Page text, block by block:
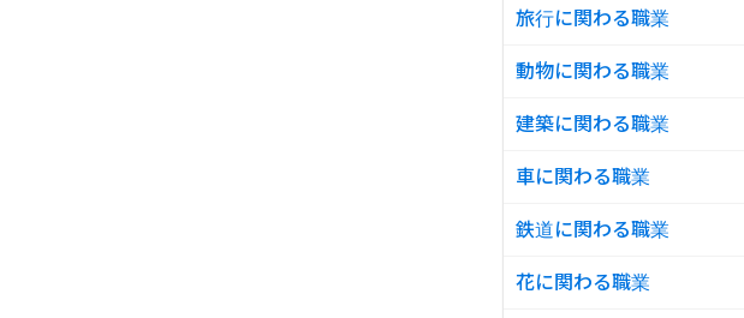
旅行に関わる職業
動物に関わる職業
建築に関わる職業
車に関わる職業
鉄道に関わる職業
花に関わる職業